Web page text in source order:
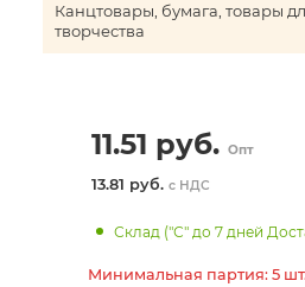
Канцтовары, бумага, товары
творчества
11.51 руб. Опт
13.81 руб. с НДС
Склад ("С" до 7 дней
Минимальная партия: 5 шт.